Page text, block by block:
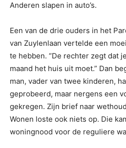
Anderen slapen in auto’s.
Een van de drie ouders in het
van Zuylenlaan vertelde een
te hebben. “De rechter zegt dat
maand het huis uit moet.” Dan
man, vader van twee kinderen,
geprobeerd, maar nergens een
gekregen. Zijn brief naar
Wonen loste ook niets op. Die
woningnood voor de reguliere